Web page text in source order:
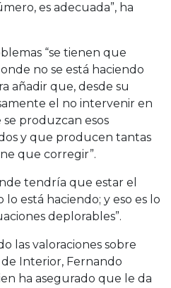
es adecuada”, ha
“se tienen que
no se está haciendo
añadir que, desde su
el no intervenir en
produzcan esos
y que producen tantas
que corregir”.
tendría que estar el
está haciendo; y eso es lo
deplorables”.
las valoraciones sobre
Interior, Fernando
ha asegurado que le da